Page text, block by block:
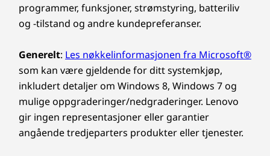
Ergonomisk utformet fra berøring til
vinkeljustering
programmer, funksjoner, strømstyring, batteriliv
og -tilstand og andre kundepreferanser.
Generelt: Les nøkkelinformasjonen fra Microsoft®
som kan være gjeldende for ditt systemkjøp,
inkludert detaljer om Windows 8, Windows 7 og
mulige oppgraderinger/nedgraderinger. Lenovo
gir ingen representasjoner eller garantier
angående tredjeparters produkter eller tjenester.